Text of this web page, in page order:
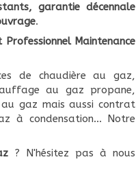
garantie décennale
.
Maintenance
de chaudière au gaz,
au gaz propane,
gaz mais aussi contrat
à condensation... Notre
? N'hésitez pas à nous